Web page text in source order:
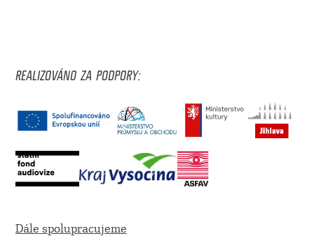
REALIZOVÁNO ZA PODPORY:
Dále spolupracujeme